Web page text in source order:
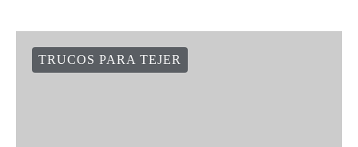
TRUCOS PARA TEJER